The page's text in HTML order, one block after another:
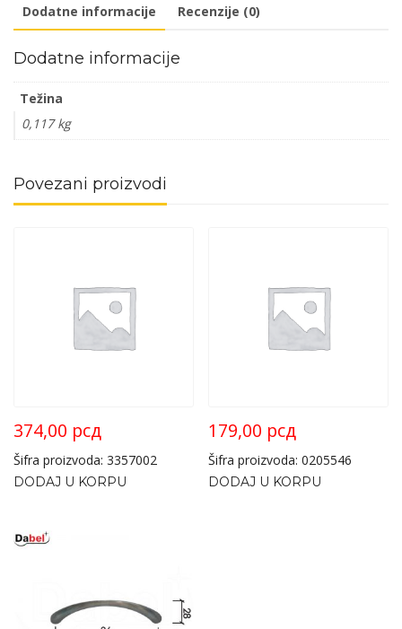
količina
Dodatne informacije Recenzije (0)
Dodatne informacije
Težina
0,117 kg
Povezani proizvodi
374,00 рсд
Šifra proizvoda: 3357002
DODAJ U KORPU
179,00 рсд
Šifra proizvoda: 0205546
DODAJ U KORPU